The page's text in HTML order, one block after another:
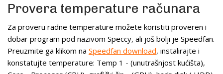
Provera temperature računara
Za proveru radne temperature možete koristiti proveren i
dobar program pod nazivom Speccy, ali još bolji je Speedfan.
Preuzmite ga klikom na Speedfan download, instalirajte i
konstatujte temperature: Temp 1 - (unutrašnjost kućišta),